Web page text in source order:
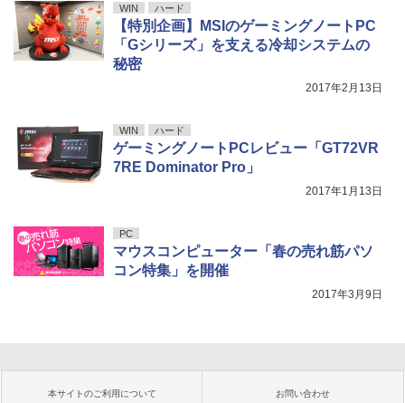
WIN ハード
【特別企画】MSIのゲーミングノートPC
「Gシリーズ」を支える冷却システムの
秘密
2017年2月13日
WIN ハード
ゲーミングノートPCレビュー「GT72VR
7RE Dominator Pro」
2017年1月13日
PC
マウスコンピューター「春の売れ筋パソ
コン特集」を開催
2017年3月9日
本サイトのご利用について お問い合わせ